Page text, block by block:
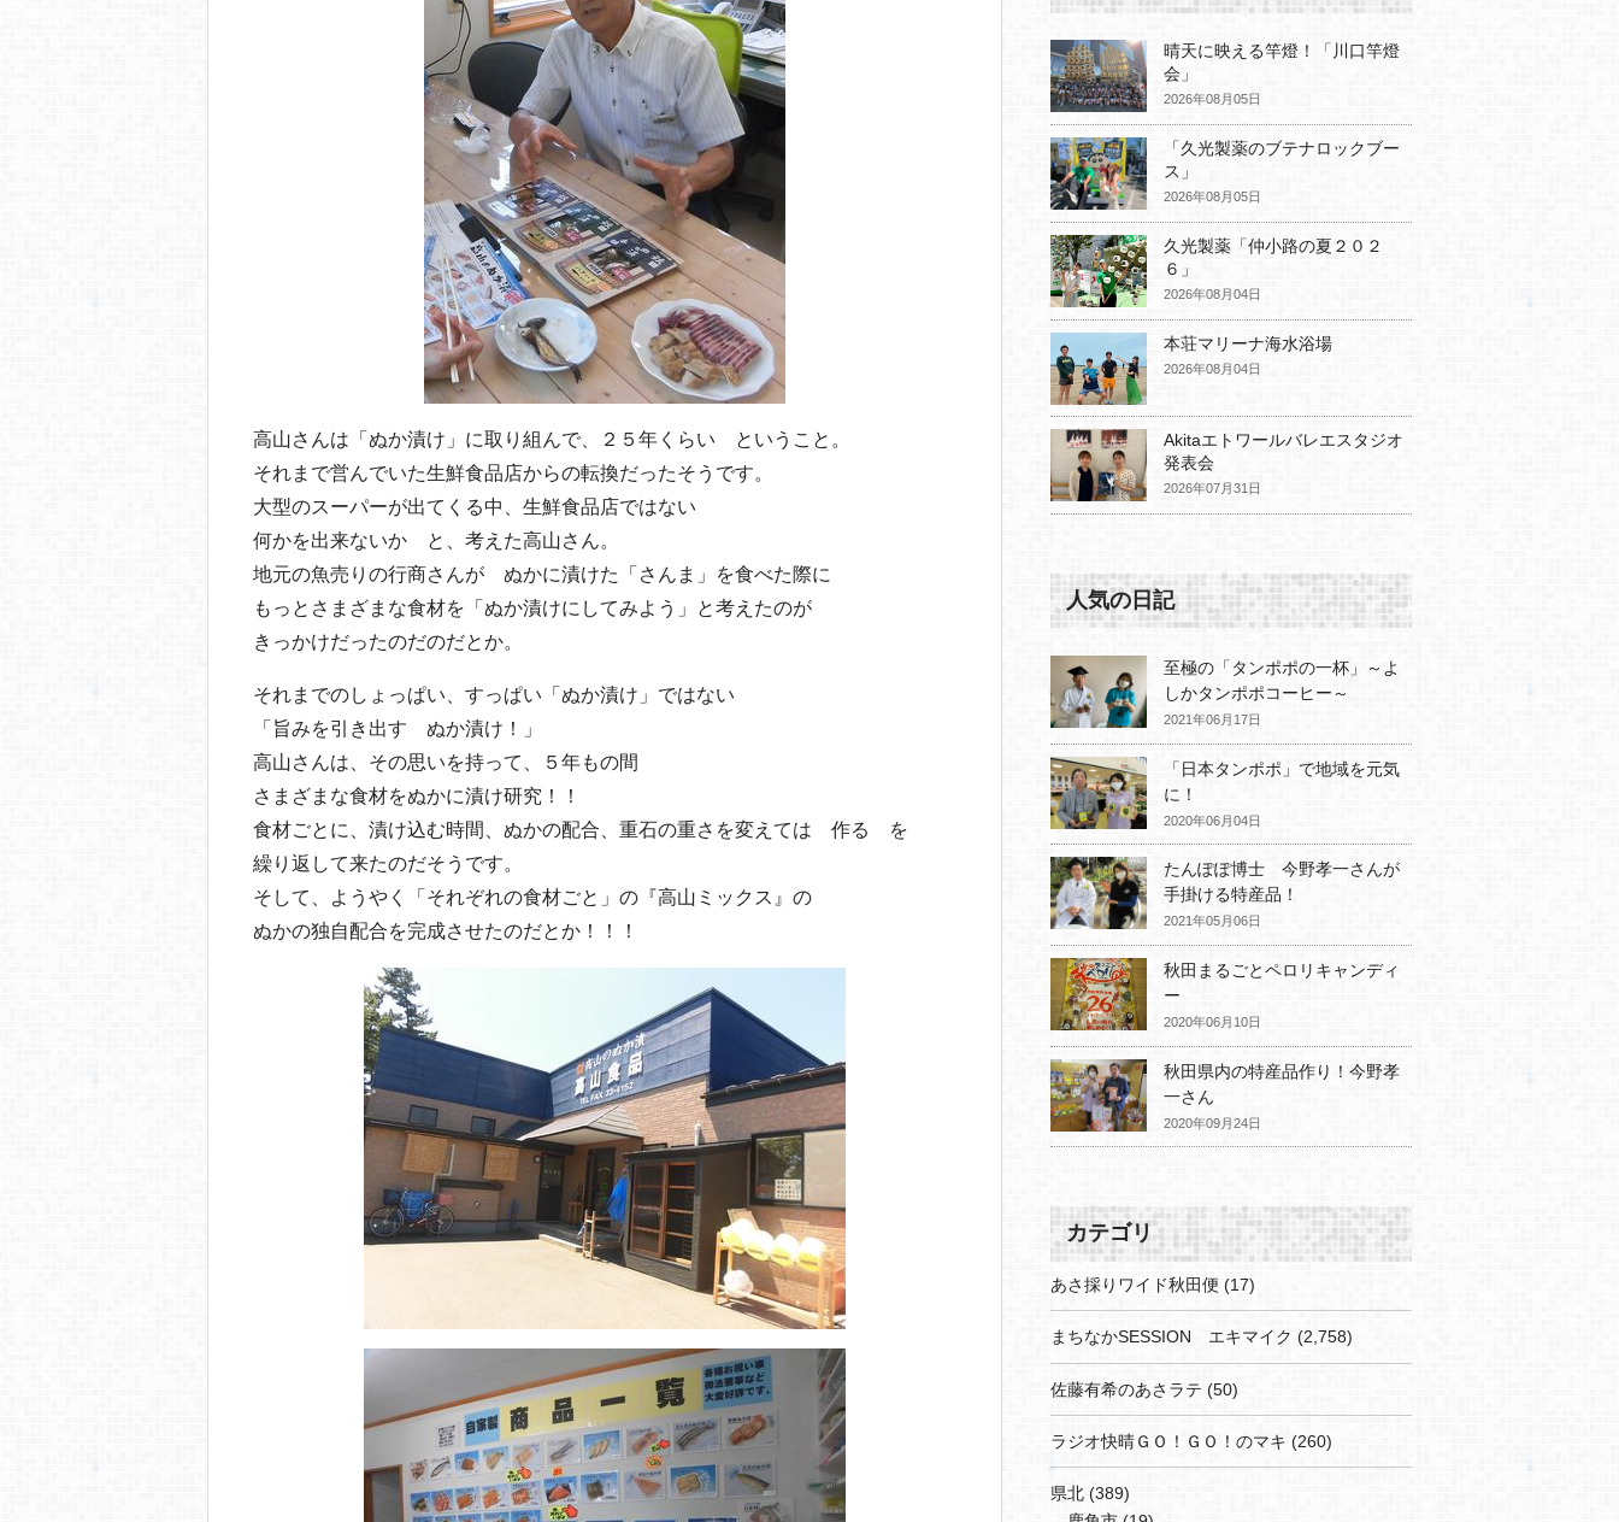
高山さんは「ぬか漬け」に取り組んで、２５年くらい ということ。
それまで営んでいた生鮮食品店からの転換だったそうです。
大型のスーパーが出てくる中、生鮮食品店ではない
何かを出来ないか と、考えた高山さん。
地元の魚売りの行商さんが ぬかに漬けた「さんま」を食べた際に
もっとさまざまな食材を「ぬか漬けにしてみよう」と考えたのが
きっかけだったのだのだとか。
それまでのしょっぱい、すっぱい「ぬか漬け」ではない
「旨みを引き出す ぬか漬け！」
高山さんは、その思いを持って、５年もの間
さまざまな食材をぬかに漬け研究！！
食材ごとに、漬け込む時間、ぬかの配合、重石の重さを変えては 作る を
繰り返して来たのだそうです。
そして、ようやく「それぞれの食材ごと」の『高山ミックス』の
ぬかの独自配合を完成させたのだとか！！！
晴天に映える竿燈！「川口竿燈
会」
2026年08月05日
「久光製薬のブテナロックブー
ス」
2026年08月05日
久光製薬「仲小路の夏２０２
６」
2026年08月04日
本荘マリーナ海水浴場
2026年08月04日
Akitaエトワールバレエスタジオ
発表会
2026年07月31日
人気の日記
至極の「タンポポの一杯」～よ
しかタンポポコーヒー～
2021年06月17日
「日本タンポポ」で地域を元気
に！
2020年06月04日
たんぽぽ博士 今野孝一さんが
手掛ける特産品！
2021年05月06日
秋田まるごとペロリキャンディ
ー
2020年06月10日
秋田県内の特産品作り！今野孝
一さん
2020年09月24日
カテゴリ
あさ採りワイド秋田便 (17)
まちなかSESSION エキマイク (2,758)
佐藤有希のあさラテ (50)
ラジオ快晴ＧＯ！ＧＯ！のマキ (260)
県北 (389)